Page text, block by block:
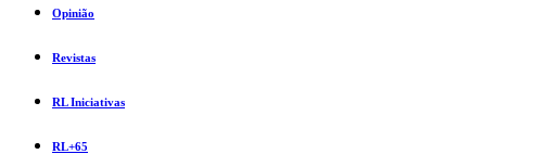
Opinião
Revistas
RL Iniciativas
RL+65